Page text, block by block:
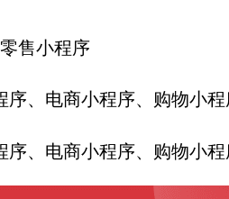
售小程序
序、电商小程序、购物小程
序、电商小程序、购物小程